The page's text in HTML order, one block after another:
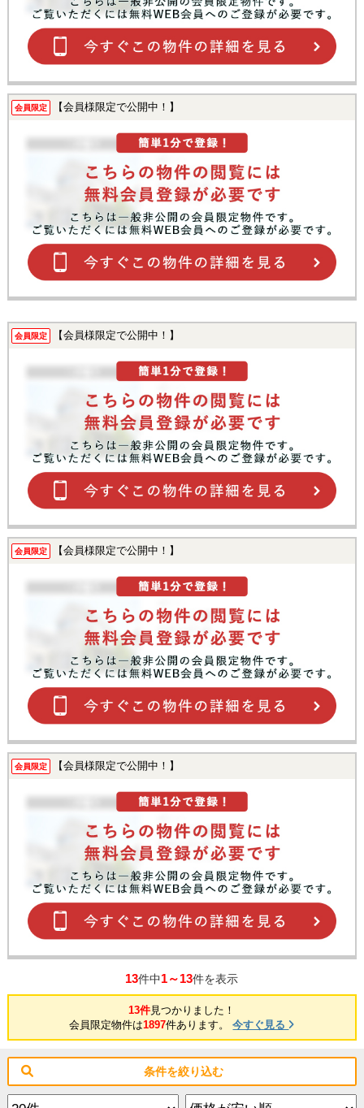
会員限定 【会員様限定で公開中！】
会員限定 【会員様限定で公開中！】
会員限定 【会員様限定で公開中！】
会員限定 【会員様限定で公開中！】
13件中1～13件を表示
13件見つかりました！
会員限定物件は1897件あります。今すぐ見る
条件を絞り込む